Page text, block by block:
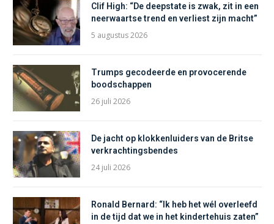
Clif High: “De deepstate is zwak, zit in een
neerwaartse trend en verliest zijn macht”
5 augustus 2026
Trumps gecodeerde en provocerende
boodschappen
26 juli 2026
De jacht op klokkenluiders van de Britse
verkrachtingsbendes
24 juli 2026
Ronald Bernard: “Ik heb het wél overleefd
in de tijd dat we in het kindertehuis zaten”